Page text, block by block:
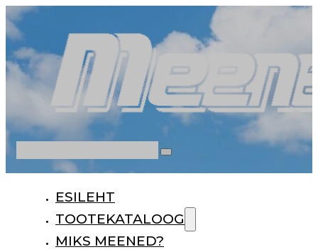
ESILEHT
TOOTEKATALOOG
MIKS MEENED?